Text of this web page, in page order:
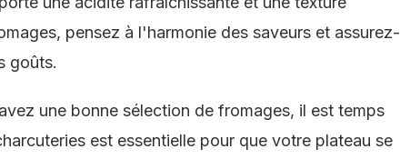
pensez à l'harmonie des saveurs et assurez-
goûts.
une bonne sélection de fromages, il est temps
est essentielle pour que votre plateau se